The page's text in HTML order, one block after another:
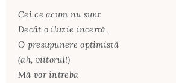
Cei ce acum nu sunt
Decât o iluzie incertă,
O presupunere optimistă
(ah, viitorul!)
Mă vor întreba